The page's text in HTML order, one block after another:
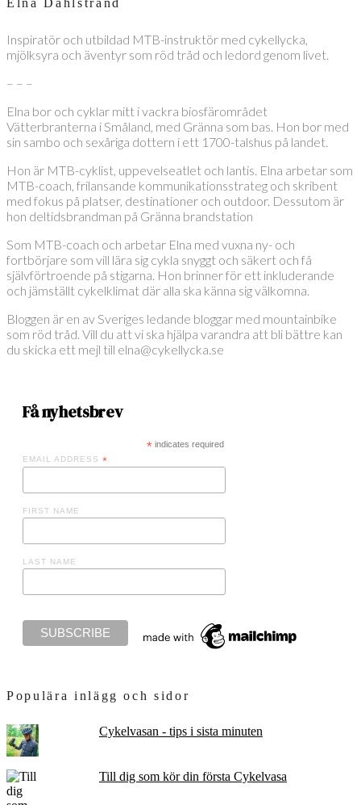
Inspiratör och utbildad MTB-instruktör med cykellycka,
mjölksyra och äventyr som röd tråd och ledord genom livet.
– – –
Elna bor och cyklar mitt i vackra biosfärområdet
Vätterbranterna i Småland, med Gränna som bas. Hon bor med
sin sambo och sexåriga dottern i ett 1700-talshus på landet.
Hon är MTB-cyklist, uppevelseatlet och lantis. Elna arbetar som
MTB-coach, frilansande kommunikationsstrateg och skribent
med fokus på platser, destinationer och outdoor. Dessutom är
hon deltidsbrandman på Gränna brandstation
Som MTB-coach och arbetar Elna med vuxna ny- och
fortbörjare som vill lära sig cykla snyggt och säkert och få
självförtroende på stigarna. Hon brinner för ett inkluderande
och jämställt cykelklimat där alla ska känna sig välkomna.
Bloggen är en av Sveriges ledande bloggar med mountainbike
som röd tråd. Vill du att vi ska hjälpa varandra att bli bättre kan
du skicka ett mejl till elna@cykellycka.se
Få nyhetsbrev
*indicates required
EMAIL ADDRESS *
FIRST NAME
LAST NAME
Populära inlägg och sidor
Cykelvasan - tips i sista minuten
Till dig som kör din första Cykelvasa